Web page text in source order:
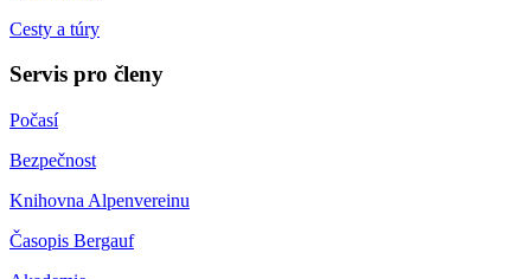
Cesty a túry
Servis pro členy
Počasí
Bezpečnost
Knihovna Alpenvereinu
Časopis Bergauf